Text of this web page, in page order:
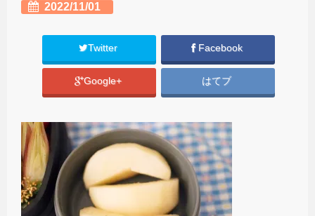
2022/11/01
Twitter Facebook
Google+ はてブ